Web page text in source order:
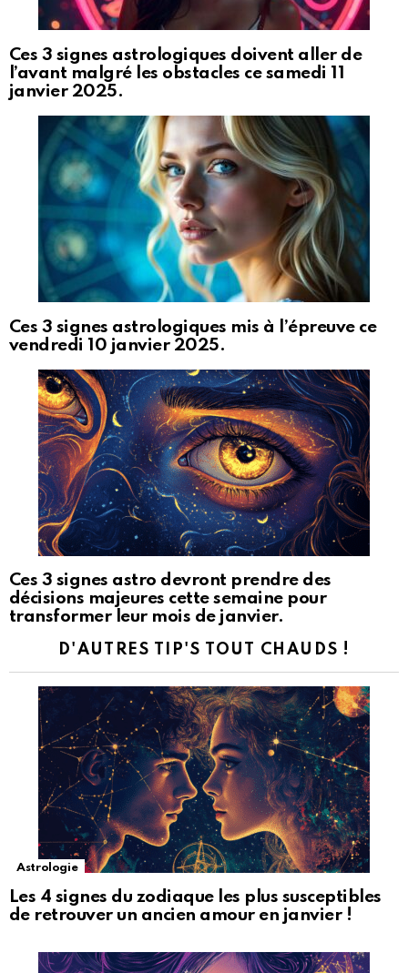
Ces 3 signes astrologiques doivent aller de
l’avant malgré les obstacles ce samedi 11
janvier 2025.
Ces 3 signes astrologiques mis à l’épreuve ce
vendredi 10 janvier 2025.
Ces 3 signes astro devront prendre des
décisions majeures cette semaine pour
transformer leur mois de janvier.
D'AUTRES TIP'S TOUT CHAUDS !
Astrologie
Les 4 signes du zodiaque les plus susceptibles
de retrouver un ancien amour en janvier !